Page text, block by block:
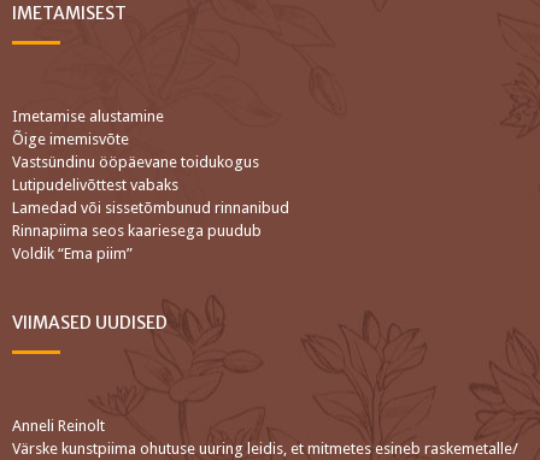
IMETAMISEST
Imetamise alustamine
Õige imemisvõte
Vastsündinu ööpäevane toidukogus
Lutipudelivõttest vabaks
Lamedad või sissetõmbunud rinnanibud
Rinnapiima seos kaariesega puudub
Voldik “Ema piim”
VIIMASED UUDISED
Anneli Reinolt
Värske kunstpiima ohutuse uuring leidis, et mitmetes esineb raskemetalle/